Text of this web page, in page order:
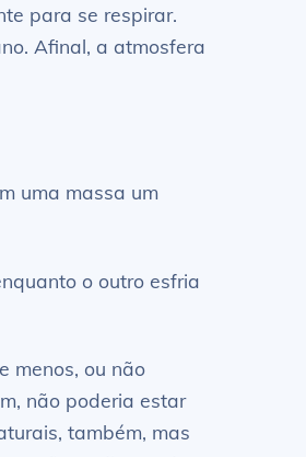
para se respirar.
Afinal, a atmosfera
uma massa um
o outro esfria
menos, ou não
não poderia estar
também, mas